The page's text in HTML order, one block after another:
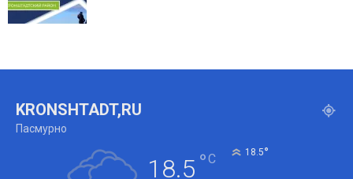
KRONSHTADT,RU
Пасмурно
18.5 °C 18.5°